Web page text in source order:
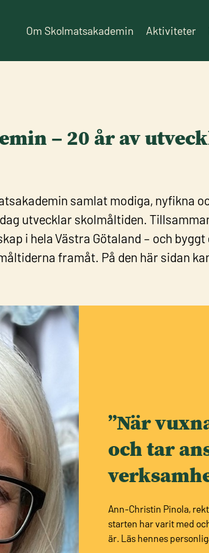
Om Skolmatsakademin Aktiviteter
– 20 år av
samlat modiga, nyfikna
utvecklar skolmåltiden.
i hela Västra Götaland – och
framåt. På den här sidan
”När
och tar
Ann-Christin Pinola,
starten har varit med
är. Läs hennes